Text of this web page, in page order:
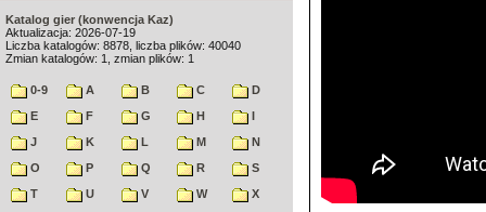
Katalog gier (konwencja Kaz)
Aktualizacja: 2026-07-19
Liczba katalogów: 8878, liczba plików: 40040
Zmian katalogów: 1, zmian plików: 1
0-9 A B C
D
E
F G H
I
J
K L M
N
O
P Q R
S
T
U V W
X